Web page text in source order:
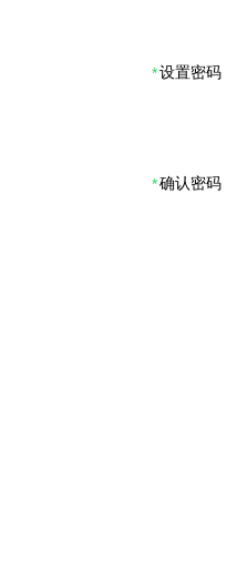
设置密码
确认密码